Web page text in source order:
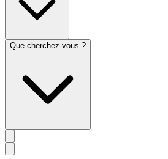
Que cherchez-vous ?